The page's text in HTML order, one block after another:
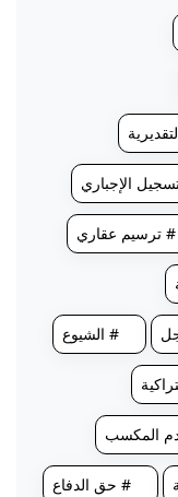
الإجباري
# ترسيم عقاري
# الشيوع
المكسب
# حق الدفاع